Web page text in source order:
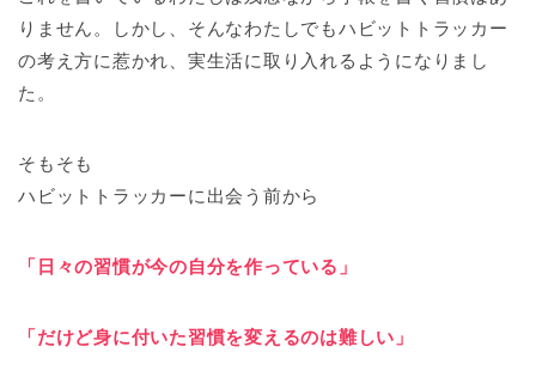
りません。しかし、そんなわたしでもハビットトラッカー
の考え方に惹かれ、実生活に取り入れるようになりまし
た。
そもそも
ハビットトラッカーに出会う前から
「日々の習慣が今の自分を作っている」
「だけど身に付いた習慣を変えるのは難しい」